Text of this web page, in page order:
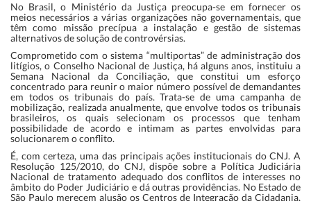
No Brasil, o Ministério da Justiça preocupa-se em fornecer os
meios necessários a várias organizações não governamentais, que
têm como missão precípua a instalação e gestão de sistemas
alternativos de solução de controvérsias.
Comprometido com o sistema “multiportas” de administração dos
litígios, o Conselho Nacional de Justiça, há alguns anos, instituiu a
Semana Nacional da Conciliação, que constitui um esforço
concentrado para reunir o maior número possível de demandantes
em todos os tribunais do país. Trata-se de uma campanha de
mobilização, realizada anualmente, que envolve todos os tribunais
brasileiros, os quais selecionam os processos que tenham
possibilidade de acordo e intimam as partes envolvidas para
solucionarem o conflito.
É, com certeza, uma das principais ações institucionais do CNJ. A
Resolução 125/2010, do CNJ, dispõe sobre a Política Judiciária
Nacional de tratamento adequado dos conflitos de interesses no
âmbito do Poder Judiciário e dá outras providências. No Estado de
São Paulo merecem alusão os Centros de Integração da Cidadania,